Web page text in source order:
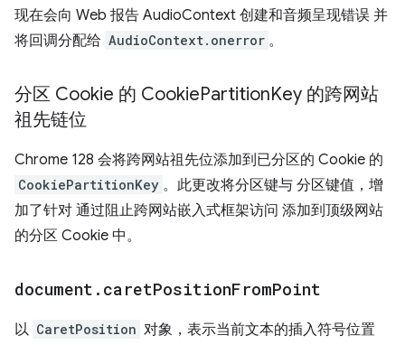
现在会向 Web 报告 AudioContext 创建和音频呈现错误 并
将回调分配给 AudioContext.onerror 。
分区 Cookie 的 CookiePartitionKey 的跨网站
祖先链位
Chrome 128 会将跨网站祖先位添加到已分区的 Cookie 的
CookiePartitionKey 。此更改将分区键与 分区键值，增
加了针对 通过阻止跨网站嵌入式框架访问 添加到顶级网站
的分区 Cookie 中。
document . caretPositionFromPoint
以 CaretPosition 对象，表示当前文本的插入符号位置